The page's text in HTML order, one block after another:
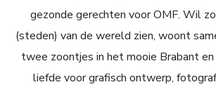
gezonde gerechten voor OMF. Wil
(steden) van de wereld zien, woont
twee zoontjes in het mooie Brabant
liefde voor grafisch ontwerp,